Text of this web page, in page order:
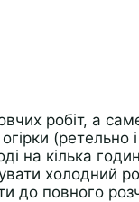
робіт, а
(ретельно
на кілька
холодний
до повного